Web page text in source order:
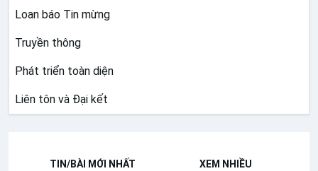
Loan báo Tin mừng
Truyền thông
Phát triển toàn diện
Liên tôn và Đại kết
TIN/BÀI MỚI NHẤT XEM NHIỀU